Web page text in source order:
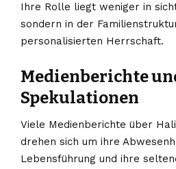
Ihre Rolle liegt weniger in
sondern in der
personalisierten Herrschaft.
Medienberichte
Spekulationen
Viele Medienberichte über
drehen sich um ihre
Lebensführung und ihre